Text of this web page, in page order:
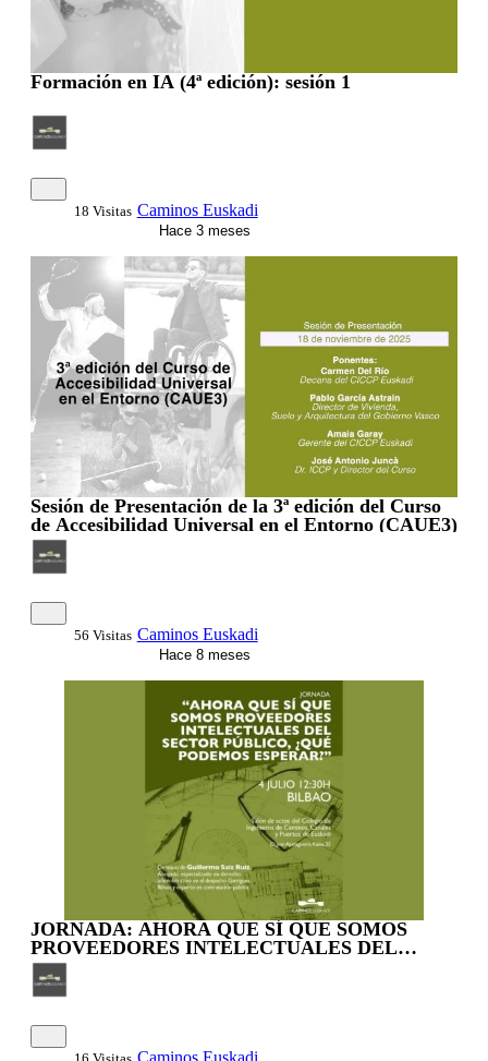
Formación en IA (4ª edición): sesión 1
18 Visitas Caminos Euskadi
Hace 3 meses
Sesión de Presentación de la 3ª edición del Curso
de Accesibilidad Universal en el Entorno (CAUE3)
56 Visitas Caminos Euskadi
Hace 8 meses
JORNADA: AHORA QUE SÍ QUE SOMOS
PROVEEDORES INTELECTUALES DEL
SECTOR PÚBLICO, ¿QUÉ PODEMOS
ESPERAR?